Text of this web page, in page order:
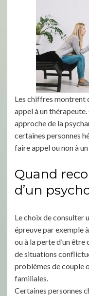
Les chiffres montrent
appel à un
approche de la
certaines personnes
faire appel ou non à
Quand
d’un
Le choix de consulter
épreuve par exemple
ou à la perte d’un
de situations
problèmes de couple
familiales.
Certaines personnes